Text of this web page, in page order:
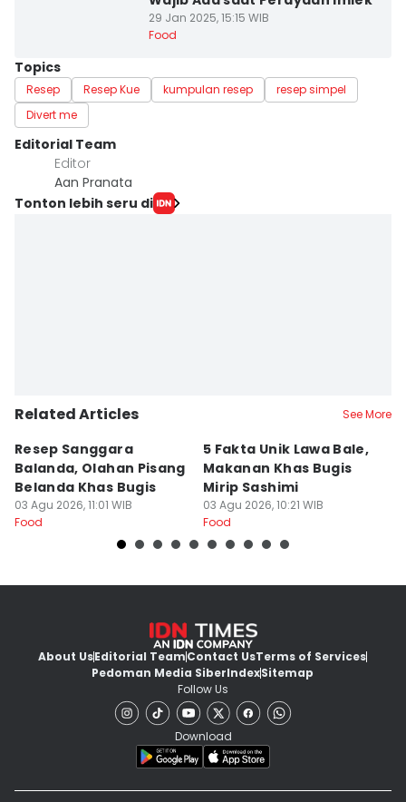
29 Jan 2025, 15:15 WIB
Food
Topics
Resep Resep Kue kumpulan resep
resep simpel
Divert me
Editorial Team
Editor
Aan Pranata
Tonton lebih seru di
Related Articles See More
Resep Sanggara
Balanda, Olahan Pisang
Belanda Khas Bugis
03 Agu 2026, 11:01 WIB
Food
5 Fakta Unik Lawa Bale,
Makanan Khas Bugis
Mirip Sashimi
03 Agu 2026, 10:21 WIB
Food
About UsEditorial TeamContact UsTerms of Services
Pedoman Media SiberIndexSitemap
Follow Us
Download